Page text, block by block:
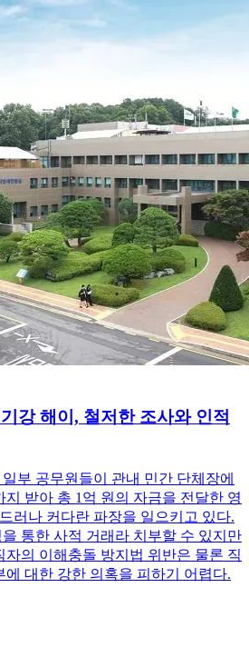
강 해이, 철저한 조사와 인적
부 공무원들이 관내 민간 단체장에
받아 총 1억 원의 자금을 전달한 영
러나 커다란 파장을 일으키고 있다.
통한 사적 거래라 치부할 수 있지만
자의 이해충돌 방지법 위반은 물론 직
에 대한 강한 의혹을 피하기 어렵다.